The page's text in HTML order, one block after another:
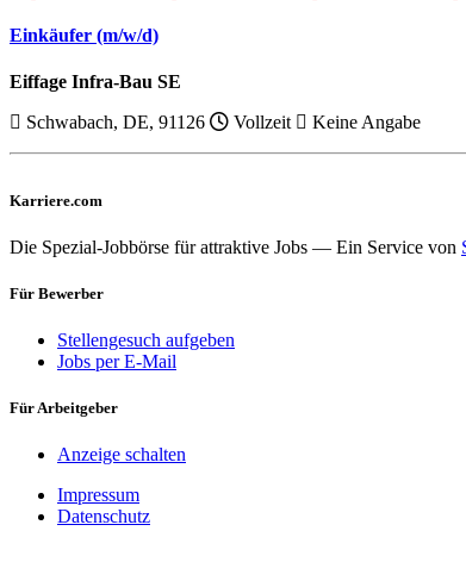
Einkäufer (m/w/d)
Eiffage Infra-Bau SE
Schwabach, DE, 91126
Vollzeit Keine Angabe
Karriere.com
Die Spezial-Jobbörse für attraktive Jobs — Ein Service von
Für Bewerber
Stellengesuch aufgeben
Jobs per E-Mail
Für Arbeitgeber
Anzeige schalten
Impressum
Datenschutz